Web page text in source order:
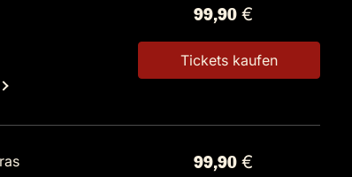
99,90 €
Tickets kaufen
99,90 €